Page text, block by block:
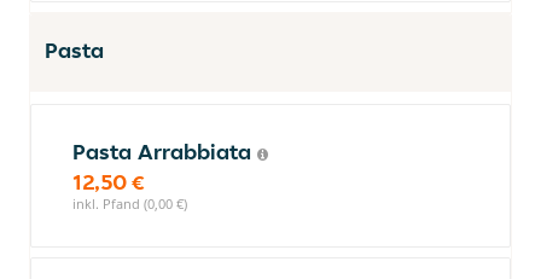
Pasta
Pasta Arrabbiata
12,50 €
inkl. Pfand (0,00 €)